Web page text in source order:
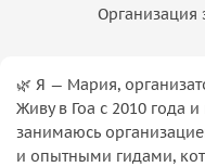
Организация
🌿 Я — Мария,
Живу в Гоа с 2010 года
занимаюсь
и опытными гидами,